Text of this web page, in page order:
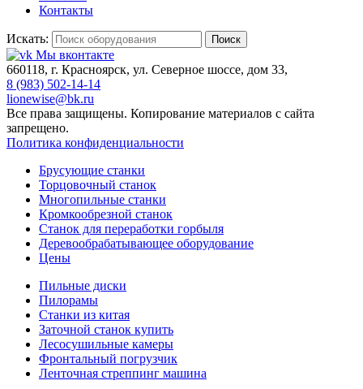
Контакты
Искать: Поиск
Мы вконтакте
660118, г. Красноярск, ул. Северное шоссе, дом 33,
8 (983) 502-14-14
lionewise@bk.ru
Все права защищены. Копирование материалов с сайта
запрещено.
Политика конфиденциальности
Брусующие станки
Торцовочный станок
Многопильные станки
Кромкообрезной станок
Станок для переработки горбыля
Деревообрабатывающее оборудование
Цены
Пильные диски
Пилорамы
Станки из китая
Заточной станок купить
Лесосушильные камеры
Фронтальный погрузчик
Ленточная стреппинг машина